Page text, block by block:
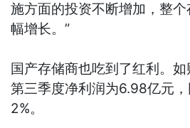
施方面的投资不断增加，整
幅增长。”
国产存储商也吃到了红利。
第三季度净利润为6.98亿元
2%。